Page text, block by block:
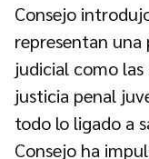
Consejo
representan
judicial como
justicia penal
todo lo ligado a
Consejo ha